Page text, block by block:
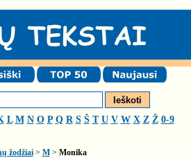
L M N O P Q R S Š T U V W X Z Ž 0-9
žodžiai> M> Monika